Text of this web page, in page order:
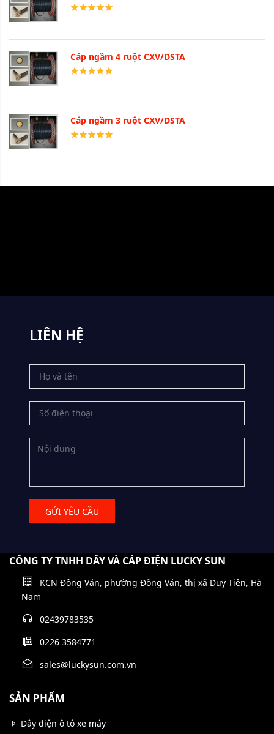
Cáp ngầm 4 ruột CXV/DSTA
Cáp ngầm 3 ruột CXV/DSTA
LIÊN HỆ
GỬI YÊU CẦU
CÔNG TY TNHH DÂY VÀ CÁP ĐIỆN LUCKY SUN
KCN Đồng Văn, phường Đồng Văn, thị xã Duy Tiên, Hà
Nam
02439783535
0226 3584771
sales@luckysun.com.vn
SẢN PHẨM
Dây điện ô tô xe máy